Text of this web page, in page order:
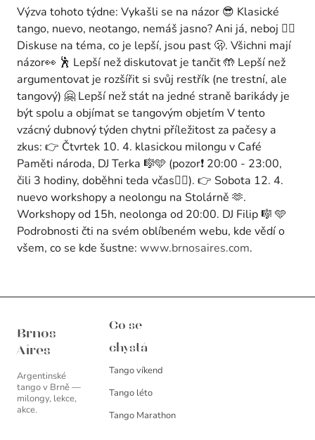
Výzva tohoto týdne: Vykašli se na názor 😎 Klasické
tango, nuevo, neotango, nemáš jasno? Ani já, neboj 🤷‍♀️
Diskuse na téma, co je lepší, jsou past 🫢. Všichni mají
názor👀 🕺 Lepší než diskutovat je tančit 🤲 Lepší než
argumentovat je rozšířit si svůj restřík (ne trestní, ale
tangový) 🤗 Lepší než stát na jedné straně barikády je
být spolu a objímat se tangovým objetím V tento
vzácný dubnový týden chytni příležitost za pačesy a
zkus: 👉 Čtvrtek 10. 4. klasickou milongu v Café
Paměti národa, DJ Terka 🎼🩵 (pozor❗ 20:00 - 23:00,
čili 3 hodiny, doběhni teda včas🏃‍♂️). 👉 Sobota 12. 4.
nuevo workshopy a neolongu na Stolárně 🫶.
Workshopy od 15h, neolonga od 20:00. DJ Filip 🎼 🩵
Podrobnosti čti na svém oblíbeném webu, kde vědí o
všem, co se kde šustne:www.brnosaires.com.
Brnos
Aires
Argentinské
tango v Brně —
milongy, lekce,
akce.
Co se
chystá
Tango víkend
Tango léto
Tango Marathon